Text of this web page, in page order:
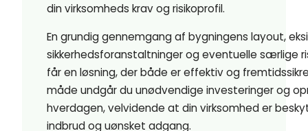
din virksomheds krav og risikoprofil.
En grundig gennemgang af bygningens layout,
sikkerhedsforanstaltninger og eventuelle særlige
får en løsning, der både er effektiv og
måde undgår du unødvendige investeringer og
hverdagen, velvidende at din virksomhed er
indbrud og uønsket adgang.